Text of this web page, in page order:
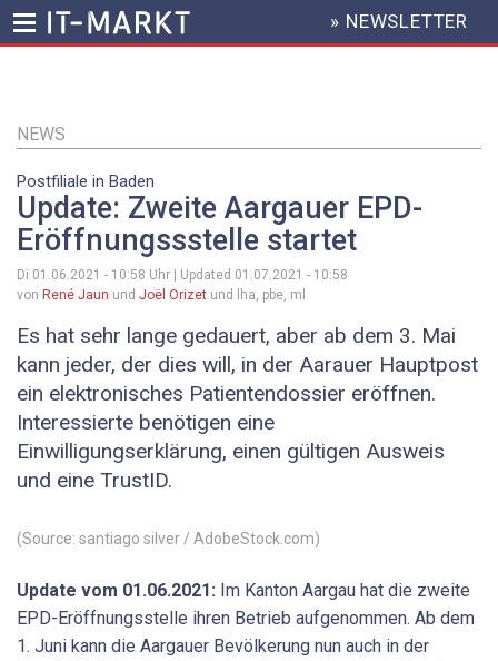
Inhalt
HEADER
MENU
» NEWSLETTER
NEWS
Postfiliale in Baden
Update: Zweite Aargauer EPD-
Eröffnungssstelle startet
Di 01.06.2021 - 10:58 Uhr | Updated 01.07.2021 - 10:58
von René Jaun und Joël Orizet und lha, pbe, ml
Es hat sehr lange gedauert, aber ab dem 3. Mai
kann jeder, der dies will, in der Aarauer Hauptpost
ein elektronisches Patientendossier eröffnen.
Interessierte benötigen eine
Einwilligungserklärung, einen gültigen Ausweis
und eine TrustID.
(Source: santiago silver / AdobeStock.com)
Update vom 01.06.2021: Im Kanton Aargau hat die zweite
EPD-Eröffnungsstelle ihren Betrieb aufgenommen. Ab dem
1. Juni kann die Aargauer Bevölkerung nun auch in der